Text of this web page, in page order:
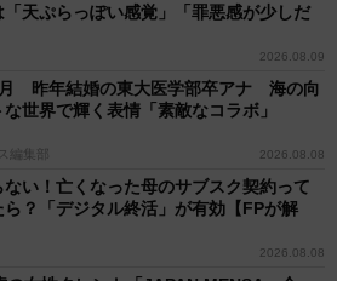
天ぷらっぽい感覚」「罪悪感が少しだ
2026.08.09
昨年結婚の東大医学部卒アナ 海の向
世界で輝く表情「素敵なコラボ」
編集部 2026.08.08
い！亡くなった母のサブスク契約って
ら？「デジタル終活」が有効【FPが解
2026.08.08